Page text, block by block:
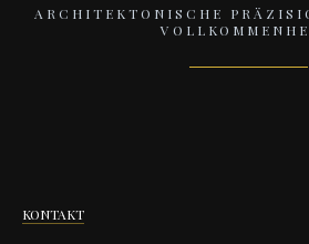
ARCHITEKTONISCHE
KONTAKT